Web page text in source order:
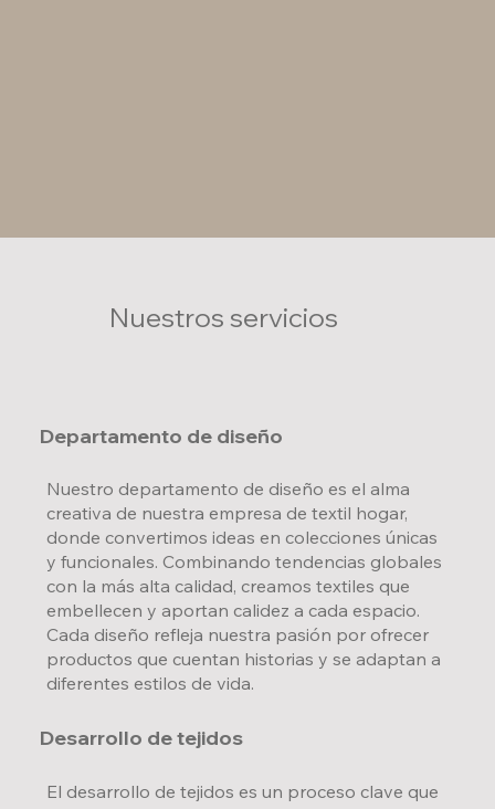
Nuestro departamento de diseño es el alma
creativa de nuestra empresa de textil hogar,
donde convertimos ideas en colecciones únicas
y funcionales. Combinando tendencias globales
con la más alta calidad, creamos textiles que
embellecen y aportan calidez a cada espacio.
Cada diseño refleja nuestra pasión por ofrecer
productos que cuentan historias y se adaptan a
diferentes estilos de vida.
Departamento de diseño
El desarrollo de tejidos es un proceso clave que
Desarrollo de tejidos
Nuestros servicios